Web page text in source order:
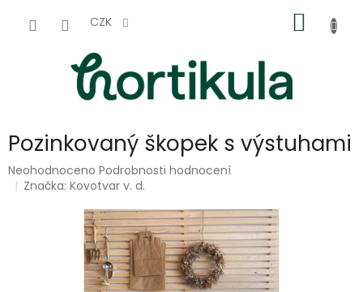
CZK
KOŠÍK
Pozinkovaný škopek s výstuhami
Průměrné
hodnocení
Neohodnoceno Podrobnosti hodnocení
Značka:Kovotvar v. d.